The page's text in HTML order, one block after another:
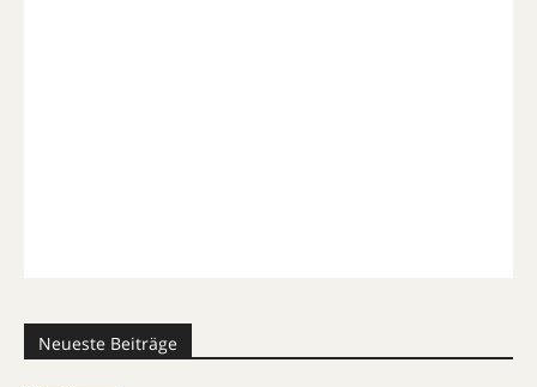
Neueste Beiträge